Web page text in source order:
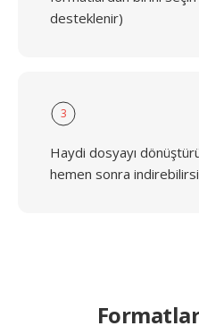
desteklenir)
3
Haydi dosyayı
hemen sonra